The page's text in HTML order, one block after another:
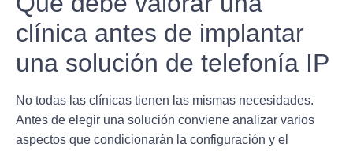
clínica antes de implantar
una solución de telefonía IP
No todas las clínicas tienen las mismas necesidades.
Antes de elegir una solución conviene analizar varios
aspectos que condicionarán la configuración y el